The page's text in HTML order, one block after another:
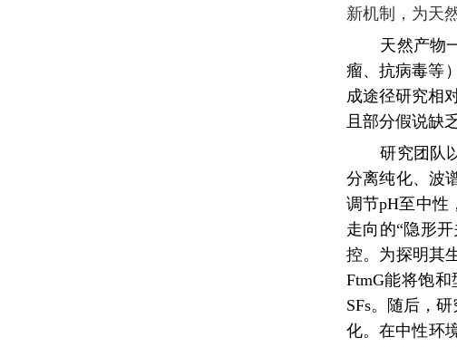
新机制，为天
天然产物
瘤、抗病毒等
成途径研究相
且部分假说缺
研究团队
分离纯化、波
调节pH至中性
走向的“隐形开
控。为探明其
FtmG能将饱
SFs。随后，
化。在中性环